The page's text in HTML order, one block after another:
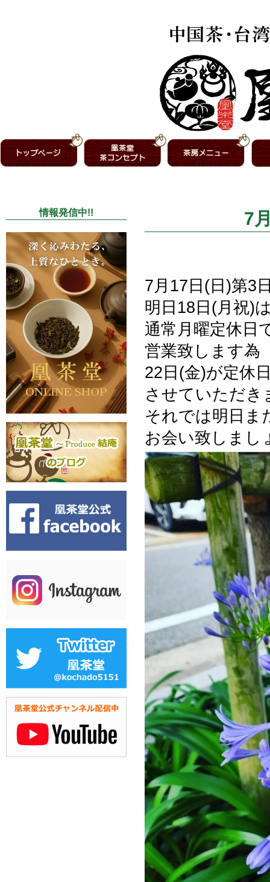
情報発信中!! 7
7月17日(日)第3
明日18日(月祝)
通常月曜定休日
営業致します為
22日(金)が定休
させていただき
それでは明日ま
お会い致しまし